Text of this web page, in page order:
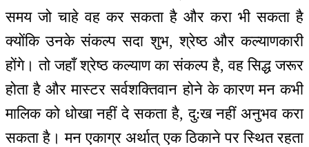
समय जो चाहे वह कर सकता है और करा भी सकता है
क्योंकि उनके संकल्प सदा शुभ, श्रेष्ठ और कल्याणकारी
होंगे। तो जहाँ श्रेष्ठ कल्याण का संकल्प है, वह सिद्ध जरूर
होता है और मास्टर सर्वशक्तिवान होने के कारण मन कभी
मालिक को धोखा नहीं दे सकता है, दु:ख नहीं अनुभव करा
सकता है। मन एकाग्र अर्थात् एक ठिकाने पर स्थित रहता